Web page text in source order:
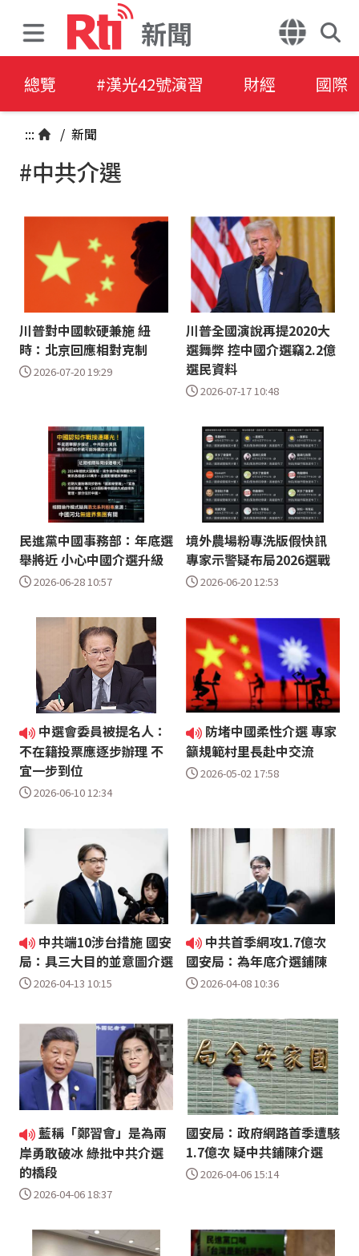
新聞
總覽 #漢光42號演習 財經 國際
::: / 新聞
#中共介選
川普對中國軟硬兼施 紐
時：北京回應相對克制
2026-07-20 19:29
川普全國演說再提2020大
選舞弊 控中國介選竊2.2億
選民資料
2026-07-17 10:48
民進黨中國事務部：年底選
舉將近 小心中國介選升級
2026-06-28 10:57
境外農場粉專洗版假快訊
專家示警疑布局2026選戰
2026-06-20 12:53
中選會委員被提名人：
不在籍投票應逐步辦理 不
宜一步到位
2026-06-10 12:34
防堵中國柔性介選 專家
籲規範村里長赴中交流
2026-05-02 17:58
中共端10涉台措施 國安
局：具三大目的並意圖介選
2026-04-13 10:15
中共首季網攻1.7億次
國安局：為年底介選鋪陳
2026-04-08 10:36
藍稱「鄭習會」是為兩
岸勇敢破冰 綠批中共介選
的橋段
2026-04-06 18:37
國安局：政府網路首季遭駭
1.7億次 疑中共鋪陳介選
2026-04-06 15:14